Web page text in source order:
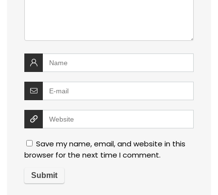
Save my name, email, and website in this
browser for the next time I comment.